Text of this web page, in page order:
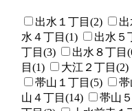
出水１丁目(2)
水４丁目(1)
出水５
丁目(3)
出水８丁目
目(1)
大江２丁目(2)
帯山１丁目(5)
帯
山４丁目(14)
帯山